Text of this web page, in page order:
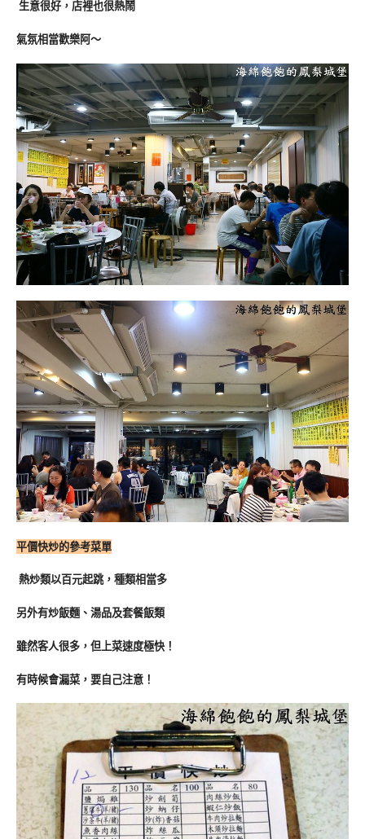
生意很好，店裡也很熱鬧
氣氛相當歡樂阿～
平價快炒的參考菜單
熱炒類以百元起跳，種類相當多
另外有炒飯麵、湯品及套餐飯類
雖然客人很多，但上菜速度極快！
有時候會漏菜，要自己注意！